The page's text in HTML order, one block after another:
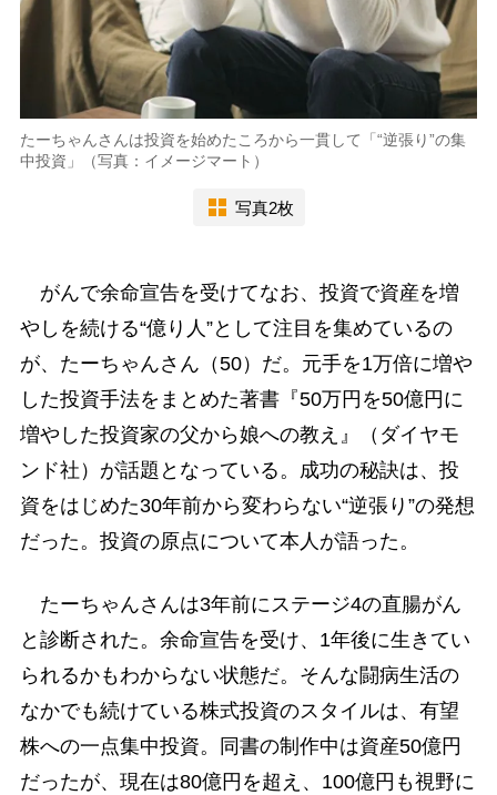
たーちゃんさんは投資を始めたころから一貫して「“逆張り”の集
中投資」（写真：イメージマート）
写真2枚
がんで余命宣告を受けてなお、投資で資産を増
やしを続ける“億り人”として注目を集めているの
が、たーちゃんさん（50）だ。元手を1万倍に増や
した投資手法をまとめた著書『50万円を50億円に
増やした投資家の父から娘への教え』（ダイヤモ
ンド社）が話題となっている。成功の秘訣は、投
資をはじめた30年前から変わらない“逆張り”の発想
だった。投資の原点について本人が語った。
たーちゃんさんは3年前にステージ4の直腸がん
と診断された。余命宣告を受け、1年後に生きてい
られるかもわからない状態だ。そんな闘病生活の
なかでも続けている株式投資のスタイルは、有望
株への一点集中投資。同書の制作中は資産50億円
だったが、現在は80億円を超え、100億円も視野に